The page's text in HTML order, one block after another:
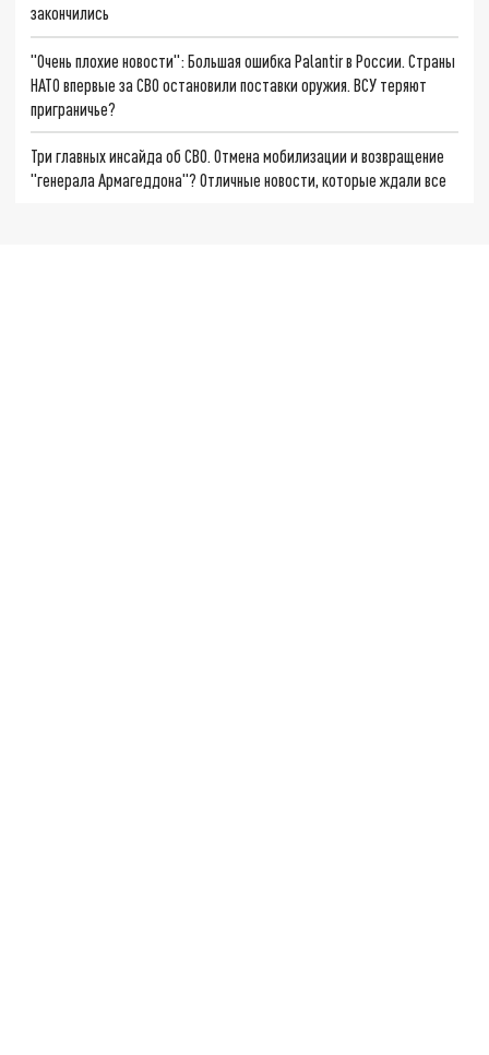
закончились
"Очень плохие новости": Большая ошибка Palantir в России. Страны
НАТО впервые за СВО остановили поставки оружия. ВСУ теряют
приграничье?
Три главных инсайда об СВО. Отмена мобилизации и возвращение
"генерала Армагеддона"? Отличные новости, которые ждали все